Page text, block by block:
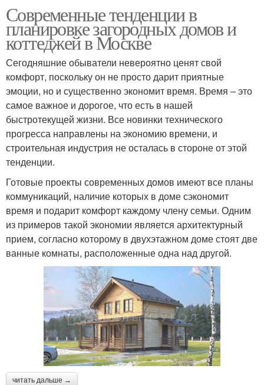
Современные тенденции в
планировке загородных домов и
коттеджей в Москве
Сегодняшние обыватели невероятно ценят свой
комфорт, поскольку он не просто дарит приятные
эмоции, но и существенно экономит время. Время – это
самое важное и дорогое, что есть в нашей
быстротекущей жизни. Все новинки технического
прогресса направлены на экономию времени, и
строительная индустрия не осталась в стороне от этой
тенденции.
Готовые проекты современных домов имеют все планы
коммуникаций, наличие которых в доме сэкономит
время и подарит комфорт каждому члену семьи. Одним
из примеров такой экономии является архитектурный
прием, согласно которому в двухэтажном доме стоят две
ванные комнаты, расположенные одна над другой.
читать дальше →